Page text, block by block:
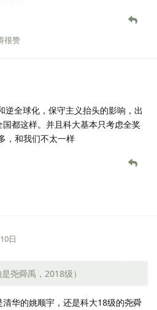
很赞
逆全球化，保守主义抬头的影响，出
都这样。并且科大基本只考虑全奖
，和我们不太一样
日
尧舜禹，2018级）
华的姚顺宇，还是科大18级的尧舜